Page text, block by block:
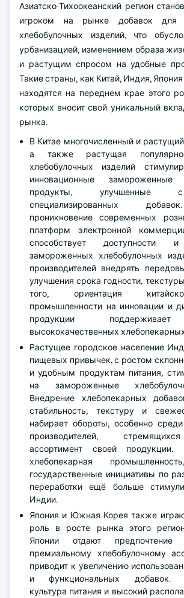
Азиатско-Тихоокеанский регион
игроком на рынке добавок для
хлебобулочных изделий, что
урбанизацией, изменением образа
и растущим спросом на удобные
Такие страны, как Китай, Индия,
находятся на переднем крае этого
которых вносит свой уникальный
рынка.
В Китае многочисленный и
а также растущая
хлебобулочных изделий
инновационные замороженные
продукты, улучшенные
специализированных
проникновение современных
платформ электронной
способствует доступности и
замороженных хлебобулочных
производителей внедрять
улучшения срока годности,
того, ориентация
промышленности на инновации и
продукции
высококачественных
Растущее городское население
пищевых привычек, с ростом
и удобным продуктам питания,
на замороженные
Внедрение хлебопекарных
стабильность, текстуру и
набирает обороты, особенно
производителей,
ассортимент своей продукции.
хлебопекарная
государственные инициативы по
переработки ещё больше
Индии.
Япония и Южная Корея также
роль в росте рынка этого
Японии отдают
премиальному хлебобулочному
приводит к увеличению
и функциональных добавок.
культура питания и высокий